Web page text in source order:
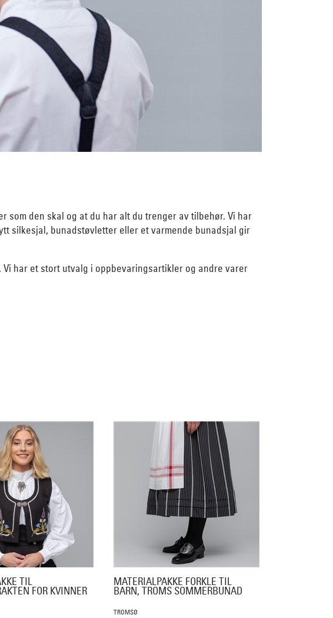
som den skal og at du har alt du trenger av tilbehør. Vi har
silkesjal, bunadstøvletter eller et varmende bunadsjal gir
har et stort utvalg i oppbevaringsartikler og andre varer
TIL
FOR KVINNER
MATERIALPAKKE FORKLE TIL
BARN, TROMS SOMMERBUNAD
TROMSØ